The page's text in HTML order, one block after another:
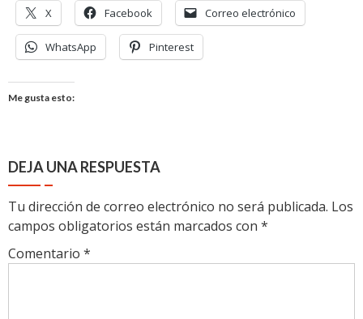
X Facebook Correo electrónico
WhatsApp Pinterest
Me gusta esto:
DEJA UNA RESPUESTA
Tu dirección de correo electrónico no será publicada. Los
campos obligatorios están marcados con *
Comentario *